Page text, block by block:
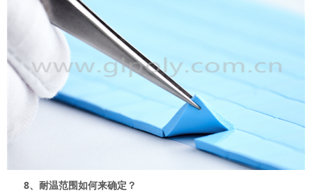
8、耐温范围如何来确定？